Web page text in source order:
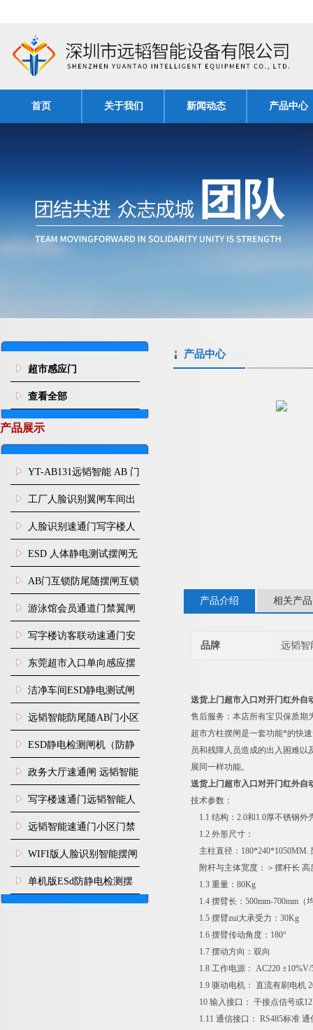
首页 关于我们 新闻动态 产品中心
超市感应门
查看全部
产品展示
YT-AB131远韬智能 AB 门
闸机双通道互锁防尾随闸
机
工厂人脸识别翼闸车间出
入口人行通道门禁
人脸识别速通门写字楼人
行通道闸门禁设备
ESD 人体静电测试摆闸无
尘车间防静电闸机
AB门互锁防尾随摆闸互锁
闸机
游泳馆会员通道门禁翼闸
写字楼访客联动速通门安
装
东莞超市入口单向感应摆
闸安装
洁净车间ESD静电测试闸
机
远韬智能防尾随AB门小区
门禁闸机安装
​ESD静电检测闸机（防静
电门禁通道系统）
政务大厅速通闸 远韬智能
防尾随静音速通门
写字楼速通门远韬智能人
脸识别快速通道闸
远韬智能速通门小区门禁
闸机食堂消费摆闸
WIFI版人脸识别智能摆闸
机
单机版ESd防静电检测摆
闸机
产品中心
产品介绍 相关产品
品牌 远韬智
送货上门超市入口对开门红外自
售后服务：本店所有宝贝保质期
超市方柱摆闸是一套功能*的快
员和残障人员造成的出入困难
展同一样功能。
送货上门超市入口对开门红外自
技术参数：
1.1 结构：2.0和1.0厚不锈钢外
1.2 外形尺寸：
主柱直径：180*240*1050MM.
附杆与主体宽度：＞摆杆长 高
1.3 重量：80Kg
1.4 摆臂长：500mm-700mm（
1.5 摆臂zui大承受力：30Kg
1.6 摆臂传动角度：180°
1.7 摆动方向：双向
1.8 工作电源： AC220 ±10%V/
1.9 驱动电机： 直流有刷电机
10 输入接口： 干接点信号或
1.11 通信接口： RS485标准 通